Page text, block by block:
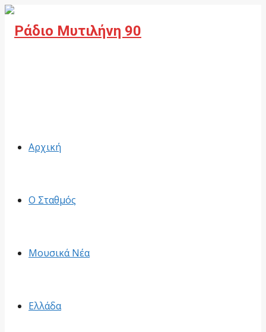
Αρχική
Ο Σταθμός
Μουσικά Νέα
Ελλάδα